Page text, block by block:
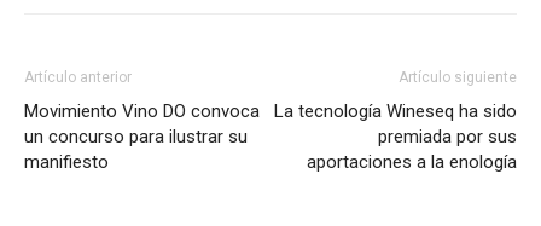
Artículo anterior
Movimiento Vino DO convoca
un concurso para ilustrar su
manifiesto
Artículo siguiente
La tecnología Wineseq ha sido
premiada por sus
aportaciones a la enología